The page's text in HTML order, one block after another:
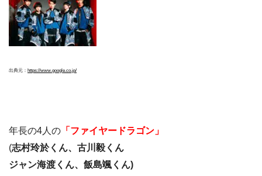
出典元： https://www.google.co.jp/
年長の4人の 「ファイヤードラゴン」
(志村玲於くん、古川毅くん
ジャン海渡くん、飯島颯くん)